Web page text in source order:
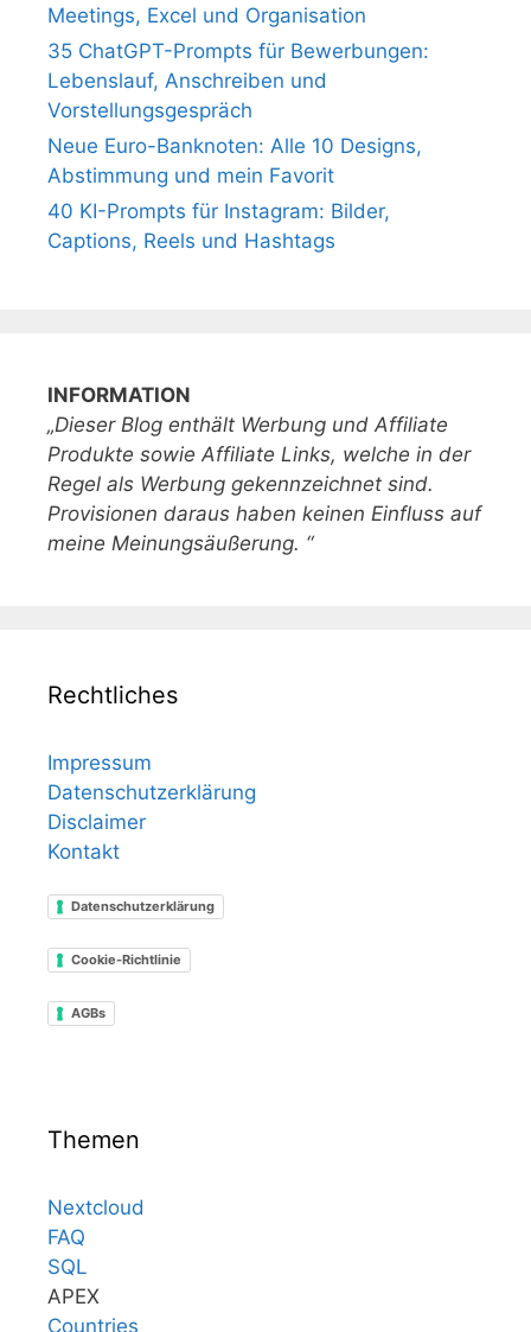
Meetings, Excel und Organisation
35 ChatGPT-Prompts für Bewerbungen:
Lebenslauf, Anschreiben und
Vorstellungsgespräch
Neue Euro-Banknoten: Alle 10 Designs,
Abstimmung und mein Favorit
40 KI-Prompts für Instagram: Bilder,
Captions, Reels und Hashtags
INFORMATION
„Dieser Blog enthält Werbung und Affiliate
Produkte sowie Affiliate Links, welche in der
Regel als Werbung gekennzeichnet sind.
Provisionen daraus haben keinen Einfluss auf
meine Meinungsäußerung. “
Rechtliches
Impressum
Datenschutzerklärung
Disclaimer
Kontakt
Datenschutzerklärung
Cookie-Richtlinie
AGBs
Themen
Nextcloud
FAQ
SQL
APEX
Countries